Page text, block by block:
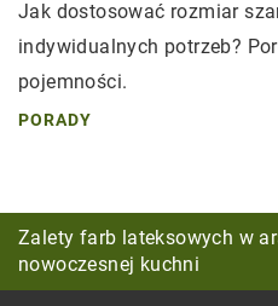
Jak dostosować rozmiar
indywidualnych potrzeb?
pojemności.
PORADY
Jak optymalnie wybrać
rozwijającej się firmy
Zalety farb lateksowych w
nowoczesnej kuchni
Jak wybrać łóżko i dodatki
komfortowej strefy snu